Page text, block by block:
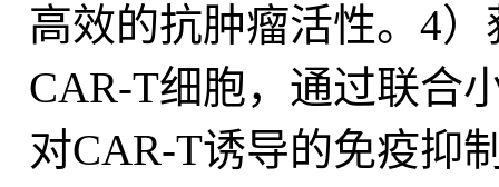
高效的抗肿瘤活性。4
CAR-T细胞，通过联合
对CAR-T诱导的免疫抑